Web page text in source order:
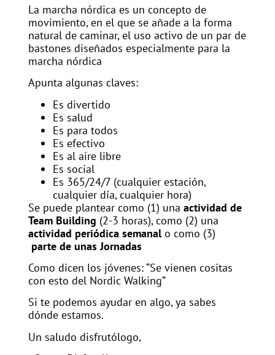
La marcha nórdica es un concepto de
movimiento, en el que se añade a la forma
natural de caminar, el uso activo de un par de
bastones diseñados especialmente para la
marcha nórdica
Apunta algunas claves:
Es divertido
Es salud
Es para todos
Es efectivo
Es al aire libre
Es social
Es 365/24/7 (cualquier estación,
cualquier día, cualquier hora)
Se puede plantear como (1) unaactividad de
Team Building (2-3 horas), como (2) una
actividad periódica semanalo como (3)
parte de unas Jornadas
Como dicen los jóvenes: “Se vienen cositas
con esto del Nordic Walking”
Si te podemos ayudar en algo, ya sabes
dónde estamos.
Un saludo disfrutólogo,